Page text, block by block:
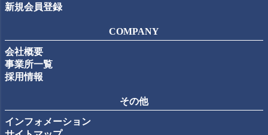
新規会員登録
COMPANY
会社概要
事業所一覧
採用情報
その他
インフォメーション